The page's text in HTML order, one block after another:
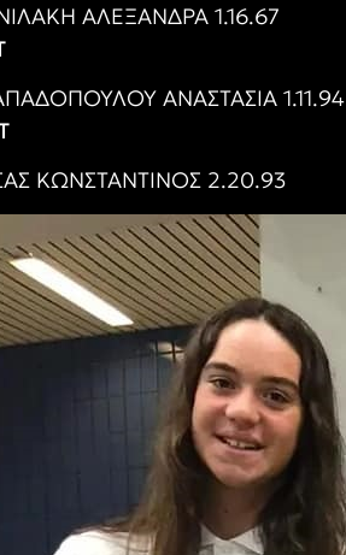
ΑΛΕΞΑΝΔΡΑ 1.16.67
ΑΝΑΣΤΑΣΊΑ 1.11.94
ΚΩΝΣΤΑΝΤΊΝΟΣ 2.20.93